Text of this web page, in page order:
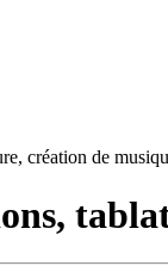
création de